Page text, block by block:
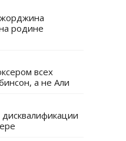
родине
всех
а не Али